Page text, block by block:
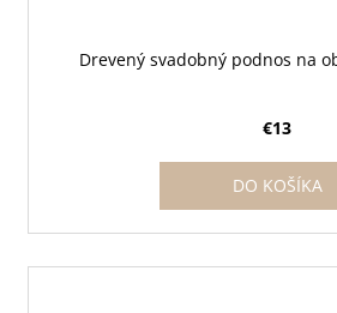
Drevený svadobný podnos na
€13
DO KOŠÍKA